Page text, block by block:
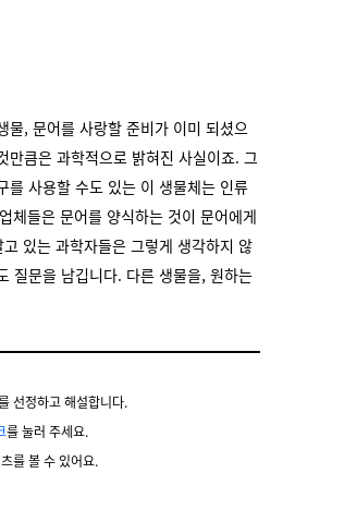
물, 문어를 사랑할 준비가 이미 되셨으
만큼은 과학적으로 밝혀진 사실이죠. 그
를 사용할 수도 있는 이 생물체는 인류
체들은 문어를 양식하는 것이 문어에게
있는 과학자들은 그렇게 생각하지 않
질문을 남깁니다. 다른 생물을, 원하는
선정하고 해설합니다.
를 눌러 주세요.
를 볼 수 있어요.